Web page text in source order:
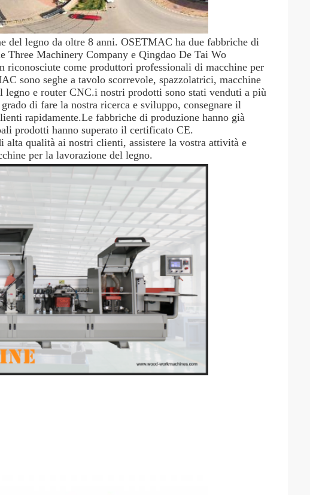
del legno da oltre 8 anni. OSETMAC ha due fabbriche di
Three Machinery Company e Qingdao De Tai Wo
riconosciute come produttori professionali di macchine per
sono seghe a tavolo scorrevole, spazzolatrici, macchine
legno e router CNC.i nostri prodotti sono stati venduti a più
di fare la nostra ricerca e sviluppo, consegnare il
rapidamente.Le fabbriche di produzione hanno già
prodotti hanno superato il certificato CE.
qualità ai nostri clienti, assistere la vostra attività e
per la lavorazione del legno.